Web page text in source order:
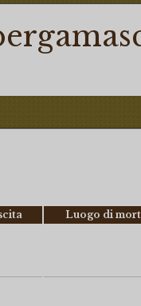
Luogo di